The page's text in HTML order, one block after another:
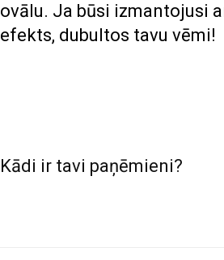
ovālu. Ja būsi izmantojusi
efekts, dubultos tavu vēmi!
Kādi ir tavi paņēmieni?